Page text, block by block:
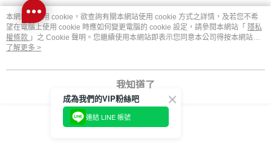
本網站中使用 cookie，欲查詢有關本網站使用 cookie 方式之詳情，及若您不希
望在電腦上使用 cookie 時應如何變更電腦的 cookie 設定，請參閱本網站「 隱私
權條款 」之 Cookie 聲明。您繼續使用本網站即表示您同意本公司得按本網站使
用條款之 Cookie 聲明使用 cookie。
了解更多 >
我知道了
成為我們的VIP粉絲吧
連結 LINE 帳號